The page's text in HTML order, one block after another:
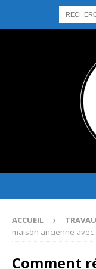
ACCUEIL
maison ancienne
Comment